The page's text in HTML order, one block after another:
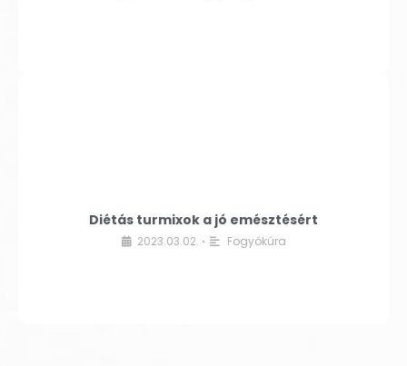
Diétás turmixok a jó emésztésért
2023.03.02. • Fogyókúra